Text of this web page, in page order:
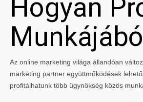
Hogyan
Az online marketing világa állandóan
marketing partner együttműködések
profitálhatunk több ügynökség közös